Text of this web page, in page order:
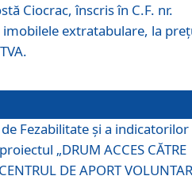
Ciocrac, înscris în C.F. nr.
extratabulare, la
Fezabilitate și a indicatorilor
„DRUM ACCES CĂTRE
DE APORT